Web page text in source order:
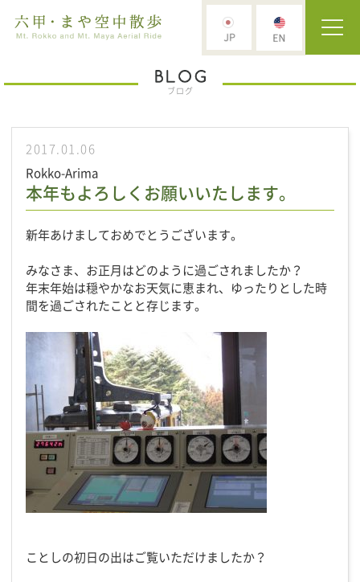
ブログ
2017.01.06
Rokko-Arima
本年もよろしくお願いいたします。
新年あけましておめでとうございます。
みなさま、お正月はどのように過ごされましたか？
年末年始は穏やかなお天気に恵まれ、ゆったりとした時
間を過ごされたことと存じます。
ことしの初日の出はご覧いただけましたか？